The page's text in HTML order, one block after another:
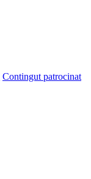
Contingut patrocinat